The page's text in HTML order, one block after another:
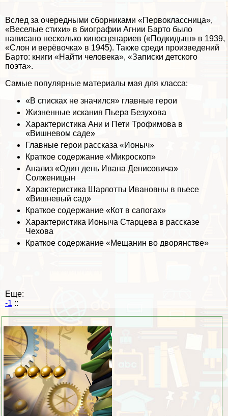
Вслед за очередными сборниками «Первоклассница»,
«Веселые стихи» в биографии Агнии Барто было
написано несколько киносценариев («Подкидыш» в 1939,
«Слон и верёвочка» в 1945). Также среди произведений
Барто: книги «Найти человека», «Записки детского
поэта».
Самые популярные материалы мая для класса:
«В списках не значился» главные герои
Жизненные искания Пьера Безухова
Хаpaктеристика Ани и Пети Трофимова в
«Вишневом саде»
Главные герои рассказа «Ионыч»
Краткое содержание «Микроскоп»
Анализ «Один день Ивана Денисовича»
Солженицын
Хаpaктеристика Шарлотты Ивановны в пьесе
«Вишневый сад»
Краткое содержание «Кот в сапогах»
Хаpaктеристика Ионыча Старцева в рассказе
Чехова
Краткое содержание «Мещанин во дворянстве»
Еще:
-1 ::